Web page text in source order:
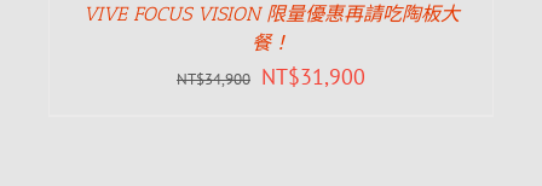
VIVE FOCUS VISION 限量優惠再請吃陶板大
餐！
NT$34,900 NT$31,900